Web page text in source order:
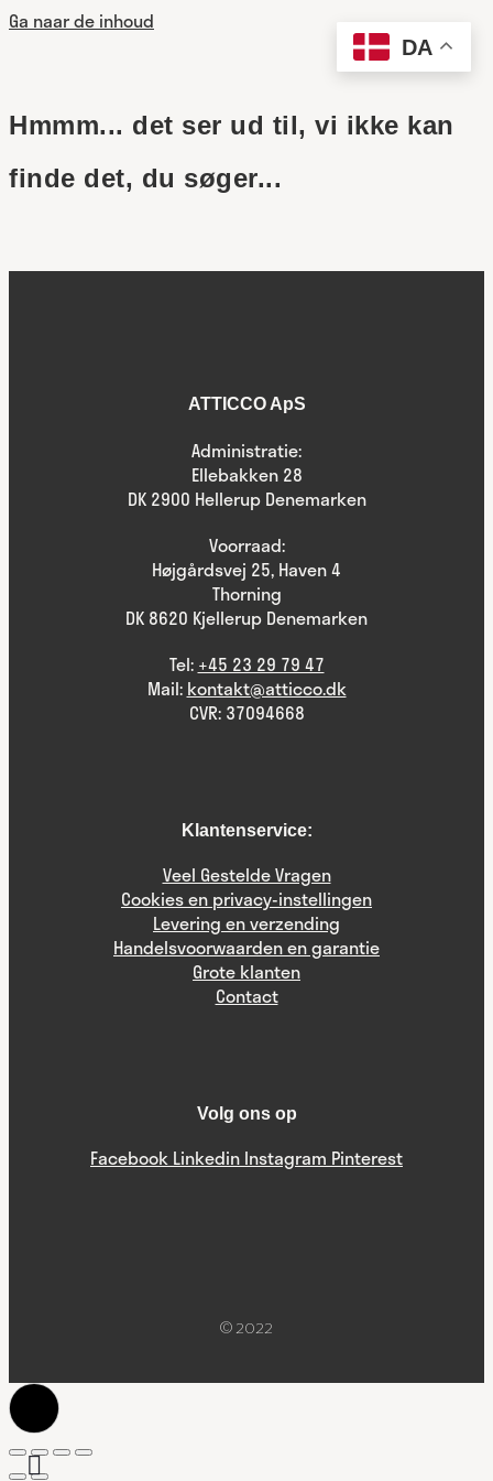
Ga naar de inhoud
Hmmm... det ser ud til, vi ikke kan
finde det, du søger...
ATTICCO ApS
Administratie:
Ellebakken 28
DK 2900 Hellerup Denemarken
Voorraad:
Højgårdsvej 25, Haven 4
Thorning
DK 8620 Kjellerup Denemarken
Tel: +45 23 29 79 47
Mail: kontakt@atticco.dk
CVR: 37094668
Klantenservice:
Veel Gestelde Vragen
Cookies en privacy-instellingen
Levering en verzending
Handelsvoorwaarden en garantie
Grote klanten
Contact
Volg ons op
Facebook Linkedin Instagram Pinterest
© 2022
DA